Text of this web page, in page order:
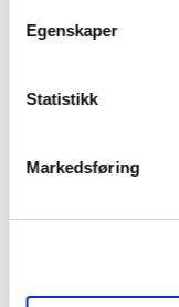
Egenskaper
Statistikk
Markedsføring